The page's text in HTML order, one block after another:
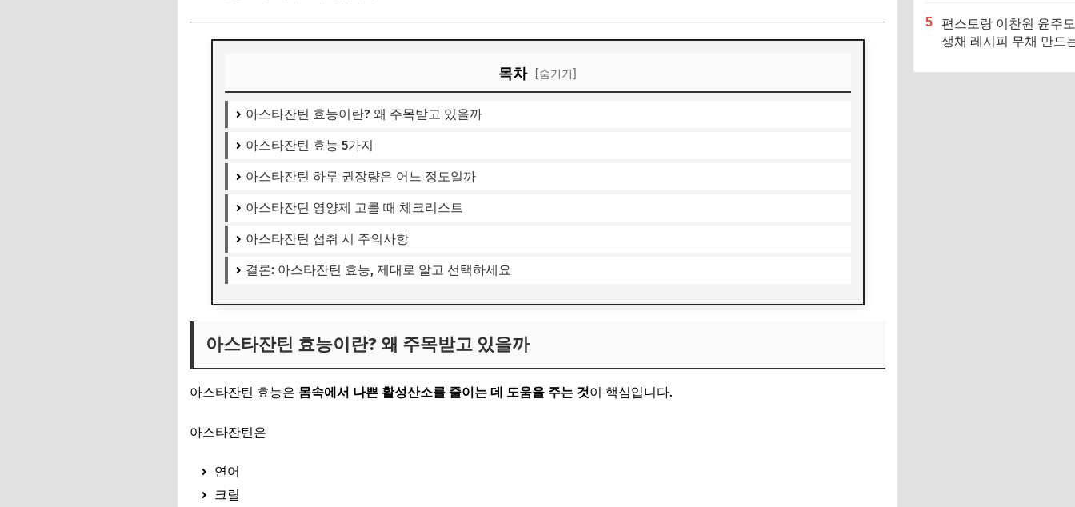
목차 [숨기기]
아스타잔틴 효능이란? 왜 주목받고 있을까
아스타잔틴 효능 5가지
아스타잔틴 하루 권장량은 어느 정도일까
아스타잔틴 영양제 고를 때 체크리스트
아스타잔틴 섭취 시 주의사항
결론: 아스타잔틴 효능, 제대로 알고 선택하세요
아스타잔틴 효능이란? 왜 주목받고 있을까
아스타잔틴 효능은 몸속에서 나쁜 활성산소를 줄이는 데 도움을 주는 것이 핵심입니다.
아스타잔틴은
연어
크릴
5
편스토랑 이찬원 윤주
생채 레시피 무채 만드